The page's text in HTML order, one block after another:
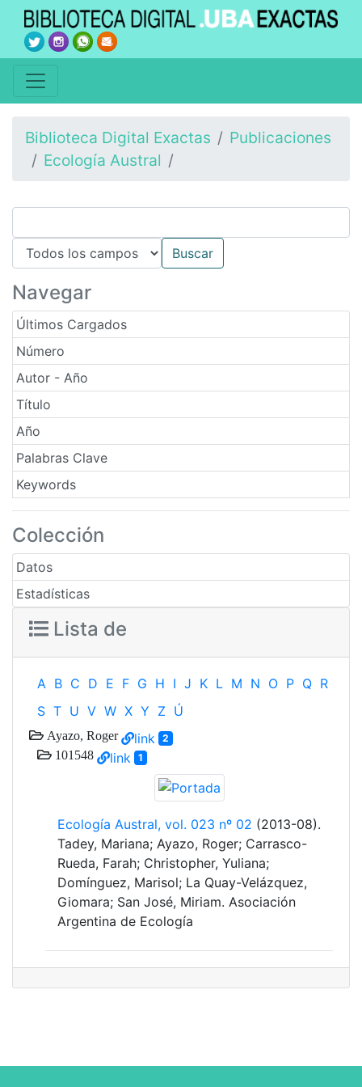
Biblioteca Digital Exactas
Publicaciones
Ecología Austral
Navegar
Últimos Cargados
Número
Autor - Año
Título
Año
Palabras Clave
Keywords
Colección
Datos
Estadísticas
Lista de
A B C D E F G H I J K L M N O P Q R
S T U V W X Y Z Ú
Ayazo, Roger link 2
101548 link 1
Ecología Austral, vol. 023 nº 02 (2013-08).
Tadey, Mariana; Ayazo, Roger; Carrasco-
Rueda, Farah; Christopher, Yuliana;
Domínguez, Marisol; La Quay-Velázquez,
Giomara; San José, Miriam. Asociación
Argentina de Ecología